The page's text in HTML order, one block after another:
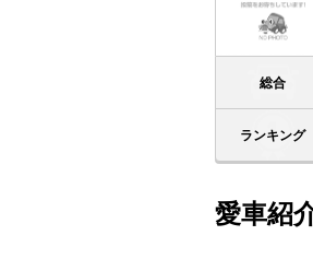
総合
ランキング
愛車紹